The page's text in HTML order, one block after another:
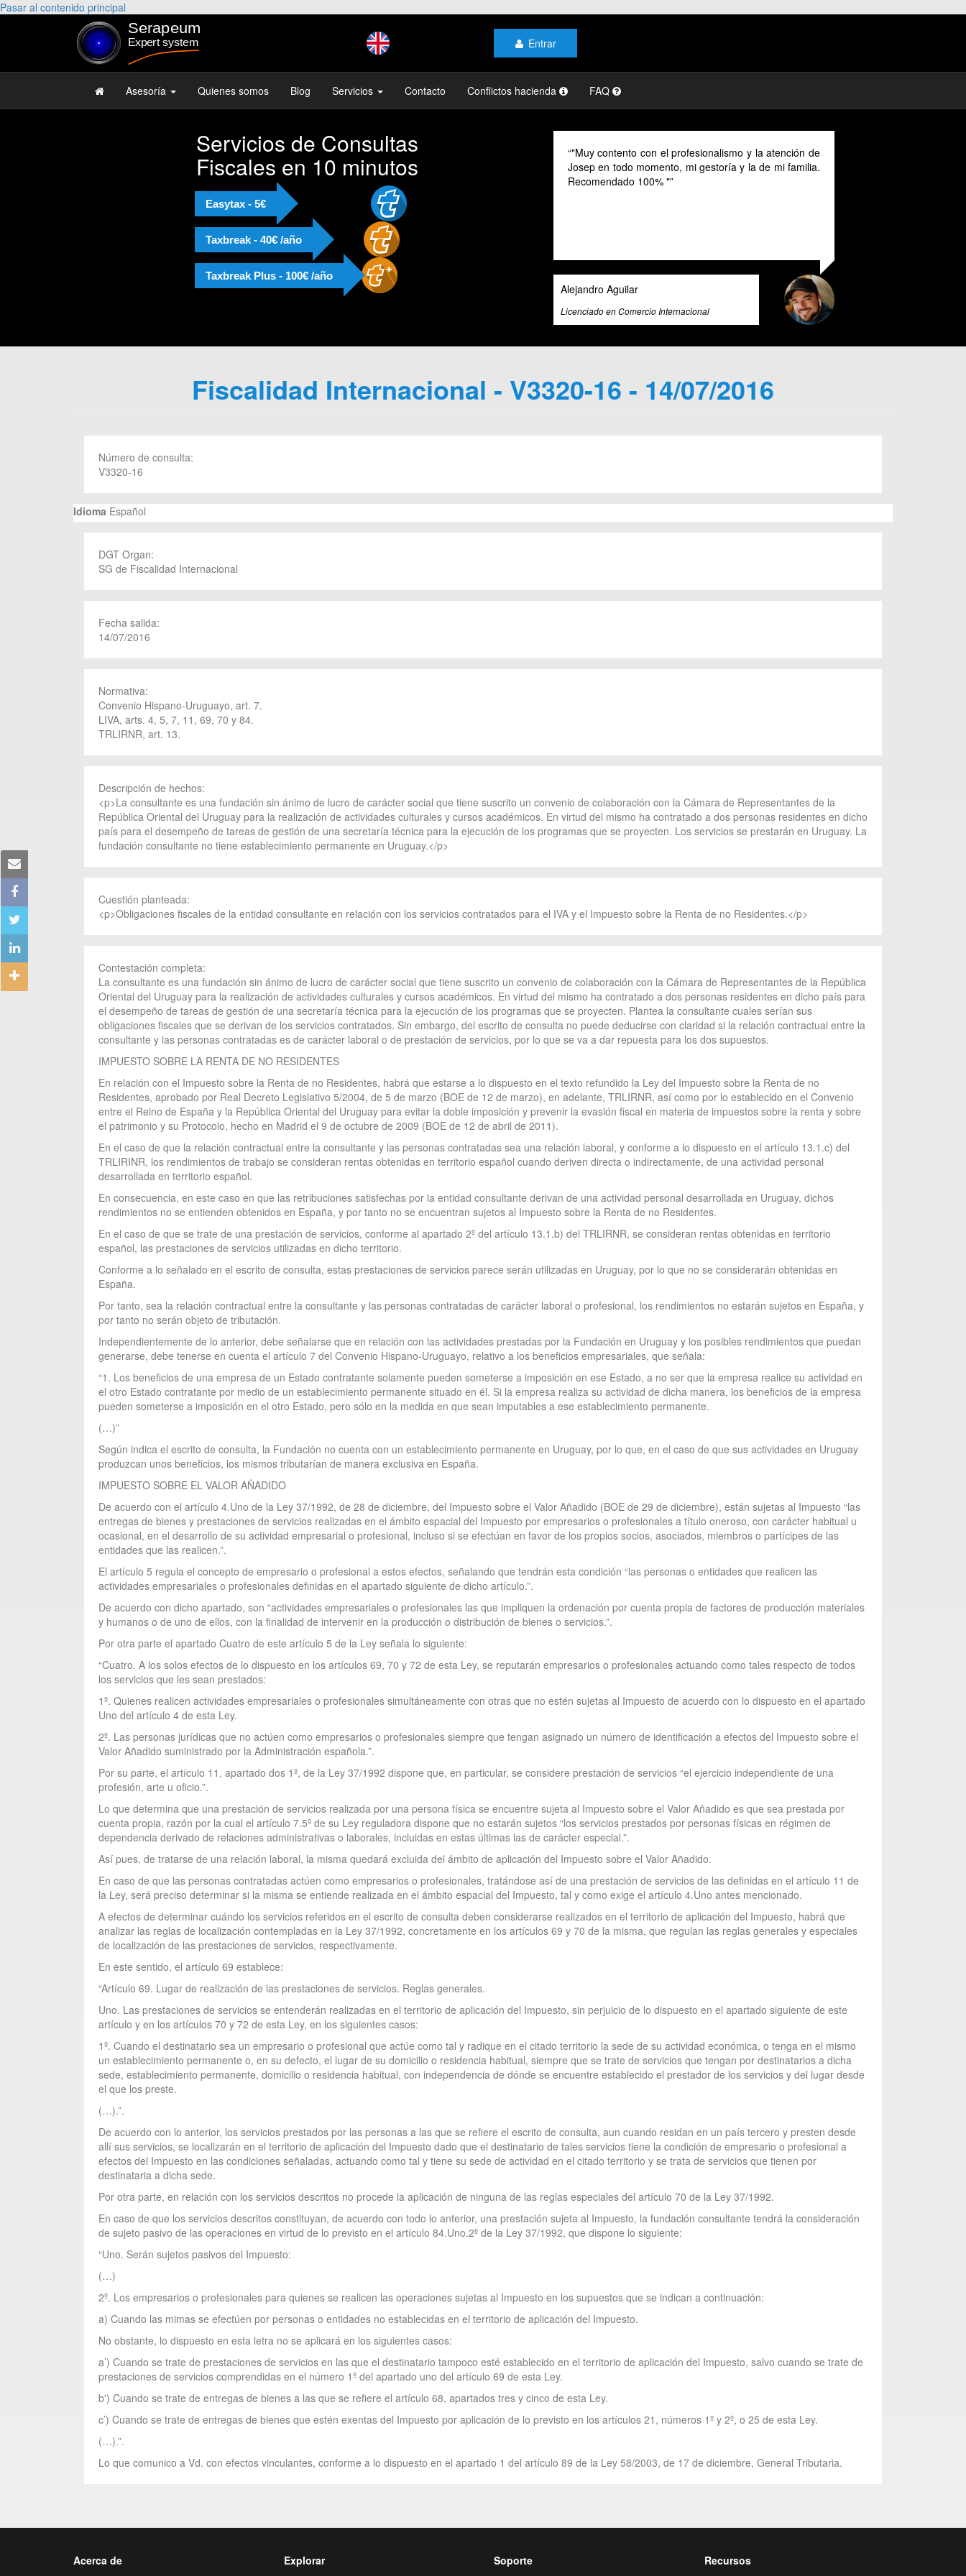
Pasar al contenido principal
Entrar
Asesoría Quienes somos Blog Servicios Contacto Conflictos hacienda FAQ
Servicios de Consultas
Fiscales en 10 minutos
Easytax - 5€
Taxbreak - 40€ /año
Taxbreak Plus - 100€ /año
"Muy contento con el profesionalismo y la atención de
Josep en todo momento, mi gestoría y la de mi familia.
Licenciado en Comercio Internacional
As a digital nomad in Spain I could benefit much
their advice provided in English as
Artificial Intelligence & Big Data Expert
Fiscalidad Internacional - V3320-16 - 14/07/2016
Número de consulta:
V3320-16
Idioma Español
DGT Organ:
SG de Fiscalidad Internacional
Fecha salida:
14/07/2016
Normativa:
Convenio Hispano-Uruguayo, art. 7.
LIVA, arts. 4, 5, 7, 11, 69, 70 y 84.
TRLIRNR, art. 13.
Descripción de hechos:
<p>La consultante es una fundación sin ánimo de lucro de carácter social que tiene suscrito un convenio de colaboración con la Cámara de Representantes de la
República Oriental del Uruguay para la realización de actividades culturales y cursos académicos. En virtud del mismo ha contratado a dos personas residentes en dicho
país para el desempeño de tareas de gestión de una secretaría técnica para la ejecución de los programas que se proyecten. Los servicios se prestarán en Uruguay. La
fundación consultante no tiene establecimiento permanente en Uruguay.</p>
Cuestión planteada:
<p>Obligaciones fiscales de la entidad consultante en relación con los servicios contratados para el IVA y el Impuesto sobre la Renta de no Residentes.</p>
Contestación completa:
La consultante es una fundación sin ánimo de lucro de carácter social que tiene suscrito un convenio de colaboración con la Cámara de Representantes de la República
Oriental del Uruguay para la realización de actividades culturales y cursos académicos. En virtud del mismo ha contratado a dos personas residentes en dicho país para
el desempeño de tareas de gestión de una secretaría técnica para la ejecución de los programas que se proyecten. Plantea la consultante cuales serían sus
obligaciones fiscales que se derivan de los servicios contratados. Sin embargo, del escrito de consulta no puede deducirse con claridad si la relación contractual entre la
consultante y las personas contratadas es de carácter laboral o de prestación de servicios, por lo que se va a dar repuesta para los dos supuestos.
IMPUESTO SOBRE LA RENTA DE NO RESIDENTES
En relación con el Impuesto sobre la Renta de no Residentes, habrá que estarse a lo dispuesto en el texto refundido la Ley del Impuesto sobre la Renta de no
Residentes, aprobado por Real Decreto Legislativo 5/2004, de 5 de marzo (BOE de 12 de marzo), en adelante, TRLIRNR, así como por lo establecido en el Convenio
entre el Reino de España y la República Oriental del Uruguay para evitar la doble imposición y prevenir la evasión fiscal en materia de impuestos sobre la renta y sobre
el patrimonio y su Protocolo, hecho en Madrid el 9 de octubre de 2009 (BOE de 12 de abril de 2011).
En el caso de que la relación contractual entre la consultante y las personas contratadas sea una relación laboral, y conforme a lo dispuesto en el artículo 13.1.c) del
TRLIRINR, los rendimientos de trabajo se consideran rentas obtenidas en territorio español cuando deriven directa o indirectamente, de una actividad personal
desarrollada en territorio español.
En consecuencia, en este caso en que las retribuciones satisfechas por la entidad consultante derivan de una actividad personal desarrollada en Uruguay, dichos
rendimientos no se entienden obtenidos en España, y por tanto no se encuentran sujetos al Impuesto sobre la Renta de no Residentes.
En el caso de que se trate de una prestación de servicios, conforme al apartado 2º del artículo 13.1.b) del TRLIRNR, se consideran rentas obtenidas en territorio
español, las prestaciones de servicios utilizadas en dicho territorio.
Conforme a lo señalado en el escrito de consulta, estas prestaciones de servicios parece serán utilizadas en Uruguay, por lo que no se considerarán obtenidas en
España.
Por tanto, sea la relación contractual entre la consultante y las personas contratadas de carácter laboral o profesional, los rendimientos no estarán sujetos en España, y
por tanto no serán objeto de tributación.
Independientemente de lo anterior, debe señalarse que en relación con las actividades prestadas por la Fundación en Uruguay y los posibles rendimientos que puedan
generarse, debe tenerse en cuenta el artículo 7 del Convenio Hispano-Uruguayo, relativo a los beneficios empresariales, que señala:
“1. Los beneficios de una empresa de un Estado contratante solamente pueden someterse a imposición en ese Estado, a no ser que la empresa realice su actividad en
el otro Estado contratante por medio de un establecimiento permanente situado en él. Si la empresa realiza su actividad de dicha manera, los beneficios de la empresa
pueden someterse a imposición en el otro Estado, pero sólo en la medida en que sean imputables a ese establecimiento permanente.
(…)”
Según indica el escrito de consulta, la Fundación no cuenta con un establecimiento permanente en Uruguay, por lo que, en el caso de que sus actividades en Uruguay
produzcan unos beneficios, los mismos tributarían de manera exclusiva en España.
IMPUESTO SOBRE EL VALOR AÑADIDO
De acuerdo con el artículo 4.Uno de la Ley 37/1992, de 28 de diciembre, del Impuesto sobre el Valor Añadido (BOE de 29 de diciembre), están sujetas al Impuesto “las
entregas de bienes y prestaciones de servicios realizadas en el ámbito espacial del Impuesto por empresarios o profesionales a título oneroso, con carácter habitual u
ocasional, en el desarrollo de su actividad empresarial o profesional, incluso si se efectúan en favor de los propios socios, asociados, miembros o partícipes de las
entidades que las realicen.”.
El artículo 5 regula el concepto de empresario o profesional a estos efectos, señalando que tendrán esta condición “las personas o entidades que realicen las
actividades empresariales o profesionales definidas en el apartado siguiente de dicho artículo.”.
De acuerdo con dicho apartado, son “actividades empresariales o profesionales las que impliquen la ordenación por cuenta propia de factores de producción materiales
y humanos o de uno de ellos, con la finalidad de intervenir en la producción o distribución de bienes o servicios.”.
Por otra parte el apartado Cuatro de este artículo 5 de la Ley señala lo siguiente:
“Cuatro. A los solos efectos de lo dispuesto en los artículos 69, 70 y 72 de esta Ley, se reputarán empresarios o profesionales actuando como tales respecto de todos
los servicios que les sean prestados:
1º. Quienes realicen actividades empresariales o profesionales simultáneamente con otras que no estén sujetas al Impuesto de acuerdo con lo dispuesto en el apartado
Uno del artículo 4 de esta Ley.
2º. Las personas jurídicas que no actúen como empresarios o profesionales siempre que tengan asignado un número de identificación a efectos del Impuesto sobre el
Valor Añadido suministrado por la Administración española.”.
Por su parte, el artículo 11, apartado dos 1º, de la Ley 37/1992 dispone que, en particular, se considere prestación de servicios “el ejercicio independiente de una
profesión, arte u oficio.”.
Lo que determina que una prestación de servicios realizada por una persona física se encuentre sujeta al Impuesto sobre el Valor Añadido es que sea prestada por
cuenta propia, razón por la cual el artículo 7.5º de su Ley reguladora dispone que no estarán sujetos “los servicios prestados por personas físicas en régimen de
dependencia derivado de relaciones administrativas o laborales, incluidas en estas últimas las de carácter especial.”.
Así pues, de tratarse de una relación laboral, la misma quedará excluida del ámbito de aplicación del Impuesto sobre el Valor Añadido.
En caso de que las personas contratadas actúen como empresarios o profesionales, tratándose así de una prestación de servicios de las definidas en el artículo 11 de
la Ley, será preciso determinar si la misma se entiende realizada en el ámbito espacial del Impuesto, tal y como exige el artículo 4.Uno antes mencionado.
A efectos de determinar cuándo los servicios referidos en el escrito de consulta deben considerarse realizados en el territorio de aplicación del Impuesto, habrá que
analizar las reglas de localización contempladas en la Ley 37/1992, concretamente en los artículos 69 y 70 de la misma, que regulan las reglas generales y especiales
de localización de las prestaciones de servicios, respectivamente.
En este sentido, el artículo 69 establece:
“Artículo 69. Lugar de realización de las prestaciones de servicios. Reglas generales.
Uno. Las prestaciones de servicios se entenderán realizadas en el territorio de aplicación del Impuesto, sin perjuicio de lo dispuesto en el apartado siguiente de este
artículo y en los artículos 70 y 72 de esta Ley, en los siguientes casos:
1º. Cuando el destinatario sea un empresario o profesional que actúe como tal y radique en el citado territorio la sede de su actividad económica, o tenga en el mismo
un establecimiento permanente o, en su defecto, el lugar de su domicilio o residencia habitual, siempre que se trate de servicios que tengan por destinatarios a dicha
sede, establecimiento permanente, domicilio o residencia habitual, con independencia de dónde se encuentre establecido el prestador de los servicios y del lugar desde
el que los preste.
(…).”.
De acuerdo con lo anterior, los servicios prestados por las personas a las que se refiere el escrito de consulta, aun cuando residan en un país tercero y presten desde
allí sus servicios, se localizarán en el territorio de aplicación del Impuesto dado que el destinatario de tales servicios tiene la condición de empresario o profesional a
efectos del Impuesto en las condiciones señaladas, actuando como tal y tiene su sede de actividad en el citado territorio y se trata de servicios que tienen por
destinataria a dicha sede.
Por otra parte, en relación con los servicios descritos no procede la aplicación de ninguna de las reglas especiales del artículo 70 de la Ley 37/1992.
En caso de que los servicios descritos constituyan, de acuerdo con todo lo anterior, una prestación sujeta al Impuesto, la fundación consultante tendrá la consideración
de sujeto pasivo de las operaciones en virtud de lo previsto en el artículo 84.Uno.2º de la Ley 37/1992, que dispone lo siguiente:
“Uno. Serán sujetos pasivos del Impuesto:
(…)
2º. Los empresarios o profesionales para quienes se realicen las operaciones sujetas al Impuesto en los supuestos que se indican a continuación:
a) Cuando las mimas se efectúen por personas o entidades no establecidas en el territorio de aplicación del Impuesto.
No obstante, lo dispuesto en esta letra no se aplicará en los siguientes casos:
a’) Cuando se trate de prestaciones de servicios en las que el destinatario tampoco esté establecido en el territorio de aplicación del Impuesto, salvo cuando se trate de
prestaciones de servicios comprendidas en el número 1º del apartado uno del artículo 69 de esta Ley.
b') Cuando se trate de entregas de bienes a las que se refiere el artículo 68, apartados tres y cinco de esta Ley.
c’) Cuando se trate de entregas de bienes que estén exentas del Impuesto por aplicación de lo previsto en los artículos 21, números 1º y 2º, o 25 de esta Ley.
(…).”.
Lo que comunico a Vd. con efectos vinculantes, conforme a lo dispuesto en el apartado 1 del artículo 89 de la Ley 58/2003, de 17 de diciembre, General Tributaria.
Acerca de Explorar Soporte Recursos